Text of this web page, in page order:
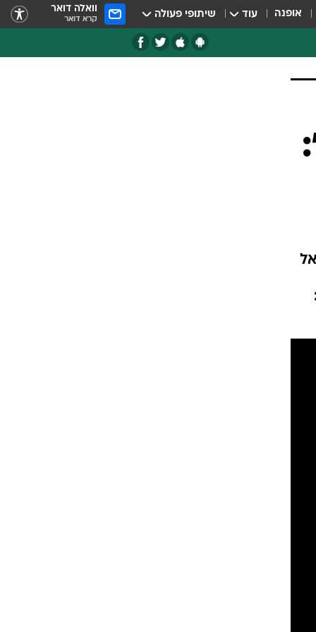
אופנה עוד שיתופי פעולה וואלה דואר
קרא דואר